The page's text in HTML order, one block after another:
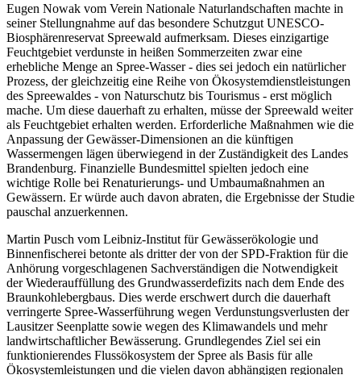
Eugen Nowak vom Verein Nationale Naturlandschaften machte in
seiner Stellungnahme auf das besondere Schutzgut UNESCO-
Biosphärenreservat Spreewald aufmerksam. Dieses einzigartige
Feuchtgebiet verdunste in heißen Sommerzeiten zwar eine
erhebliche Menge an Spree-Wasser - dies sei jedoch ein natürlicher
Prozess, der gleichzeitig eine Reihe von Ökosystemdienstleistungen
des Spreewaldes - von Naturschutz bis Tourismus - erst möglich
mache. Um diese dauerhaft zu erhalten, müsse der Spreewald weiter
als Feuchtgebiet erhalten werden. Erforderliche Maßnahmen wie die
Anpassung der Gewässer-Dimensionen an die künftigen
Wassermengen lägen überwiegend in der Zuständigkeit des Landes
Brandenburg. Finanzielle Bundesmittel spielten jedoch eine
wichtige Rolle bei Renaturierungs- und Umbaumaßnahmen an
Gewässern. Er würde auch davon abraten, die Ergebnisse der Studie
pauschal anzuerkennen.
Martin Pusch vom Leibniz-Institut für Gewässerökologie und
Binnenfischerei betonte als dritter der von der SPD-Fraktion für die
Anhörung vorgeschlagenen Sachverständigen die Notwendigkeit
der Wiederauffüllung des Grundwasserdefizits nach dem Ende des
Braunkohlebergbaus. Dies werde erschwert durch die dauerhaft
verringerte Spree-Wasserführung wegen Verdunstungsverlusten der
Lausitzer Seenplatte sowie wegen des Klimawandels und mehr
landwirtschaftlicher Bewässerung. Grundlegendes Ziel sei ein
funktionierendes Flussökosystem der Spree als Basis für alle
Ökosystemleistungen und die vielen davon abhängigen regionalen